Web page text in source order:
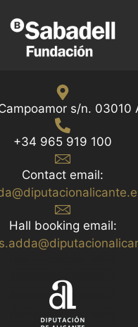
s/n. 03010
+34 965 919 100
Contact email:
Hall booking email: